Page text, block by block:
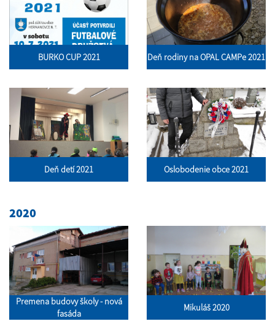
BURKO CUP 2021 Deň rodiny na OPAL CAMPe 2021
Deň detí 2021 Oslobodenie obce 2021
2020
Premena budovy školy - nová
fasáda
Mikuláš 2020